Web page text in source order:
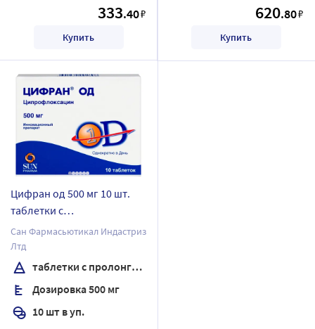
333.40₽
Купить
620.80₽
Купить
Цифран од 500 мг 10 шт.
таблетки с
пролонгированным
высвобождением,
покрытые пленочной
оболочкой
Сан Фармасьютикал Индастриз
Лтд
таблетки с пролонгированным высвобождением, покрытые пленочной оболочкой
Дозировка 500 мг
10 шт в уп.